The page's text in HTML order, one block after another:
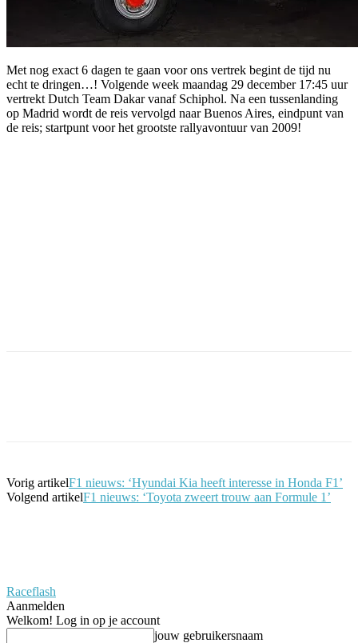
Met nog exact 6 dagen te gaan voor ons vertrek begint de tijd nu
echt te dringen…! Volgende week maandag 29 december 17:45 uur
vertrekt Dutch Team Dakar vanaf Schiphol. Na een tussenlanding
op Madrid wordt de reis vervolgd naar Buenos Aires, eindpunt van
de reis; startpunt voor het grootste rallyavontuur van 2009!
Vorig artikelF1 nieuws: ‘Hyundai Kia heeft interesse in Honda F1’
Volgend artikelF1 nieuws: ‘Toyota zweert trouw aan Formule 1’
Raceflash
Aanmelden
Welkom! Log in op je account
jouw gebruikersnaam